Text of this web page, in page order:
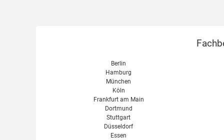
Berlin
Hamburg
München
Köln
Frankfurt am Main
Dortmund
Stuttgart
Düsseldorf
Essen